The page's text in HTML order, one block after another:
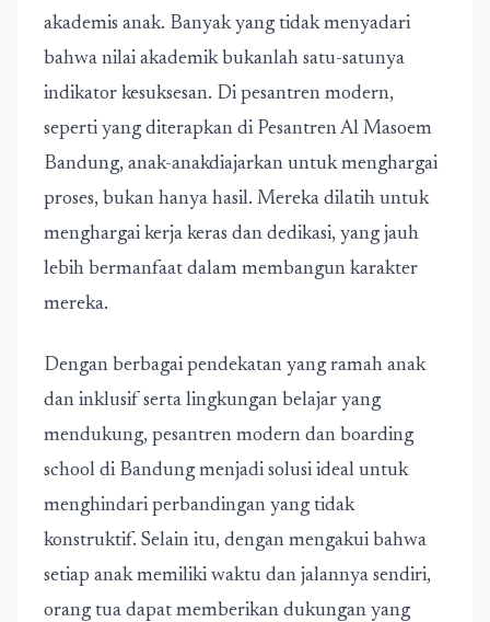
akademis anak. Banyak yang tidak menyadari
bahwa nilai akademik bukanlah satu-satunya
indikator kesuksesan. Di pesantren modern,
seperti yang diterapkan di Pesantren Al Masoem
Bandung, anak-anakdiajarkan untuk menghargai
proses, bukan hanya hasil. Mereka dilatih untuk
menghargai kerja keras dan dedikasi, yang jauh
lebih bermanfaat dalam membangun karakter
mereka.
Dengan berbagai pendekatan yang ramah anak
dan inklusif serta lingkungan belajar yang
mendukung, pesantren modern dan boarding
school di Bandung menjadi solusi ideal untuk
menghindari perbandingan yang tidak
konstruktif. Selain itu, dengan mengakui bahwa
setiap anak memiliki waktu dan jalannya sendiri,
orang tua dapat memberikan dukungan yang